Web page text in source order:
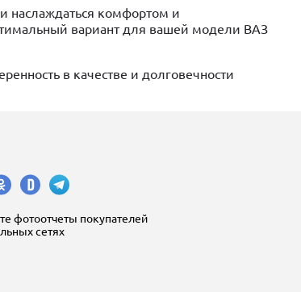
комфортом и
вариант для вашей модели ВАЗ
в качестве и долговечности
фотоотчеты покупателей
сетях